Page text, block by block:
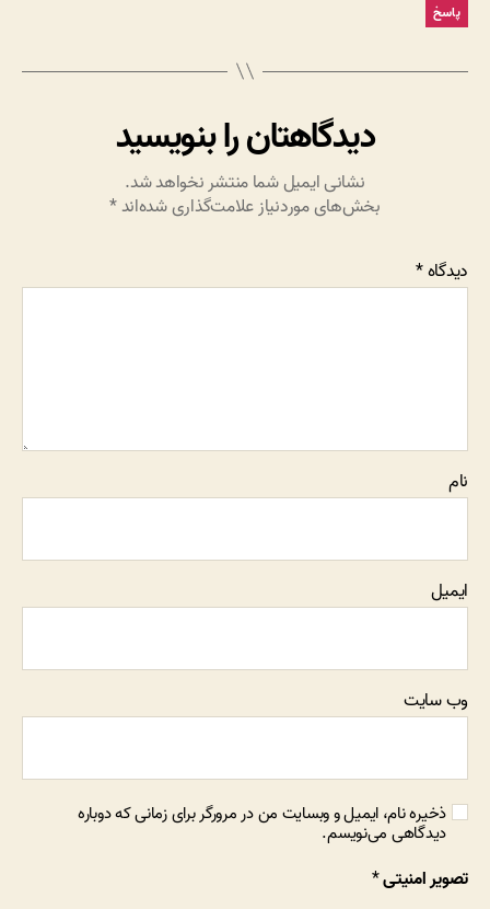
پاسخ
دیدگاهتان را بنویسید
نشانی ایمیل شما منتشر نخواهد شد.
بخش‌های موردنیاز علامت‌گذاری شده‌اند*
دیدگاه*
نام
ایمیل
وب‌ سایت
ذخیره نام، ایمیل و وبسایت من در مرورگر برای زمانی که دوباره
دیدگاهی می‌نویسم.
تصویر امنیتی*